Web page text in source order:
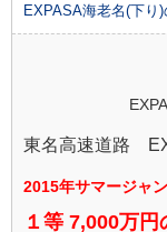
EXPASA海老名(下り
東名高速道路
2015年サマージャ
１等 7,000万円